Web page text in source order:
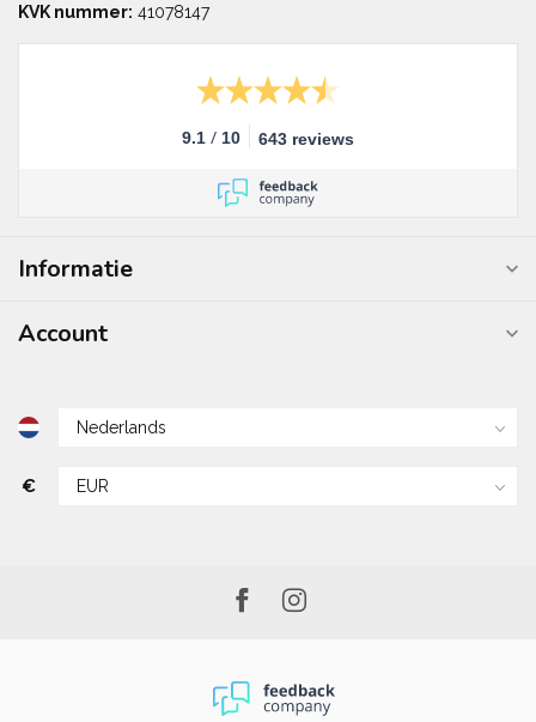
KVK nummer: 41078147
9.1 / 10 643 reviews
Informatie
Account
€